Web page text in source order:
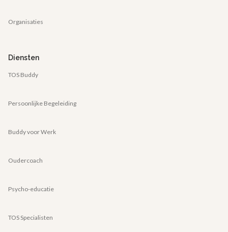
Organisaties
Diensten
TOS Buddy
Persoonlijke Begeleiding
Buddy voor Werk
Oudercoach
Psycho-educatie
TOS Specialisten